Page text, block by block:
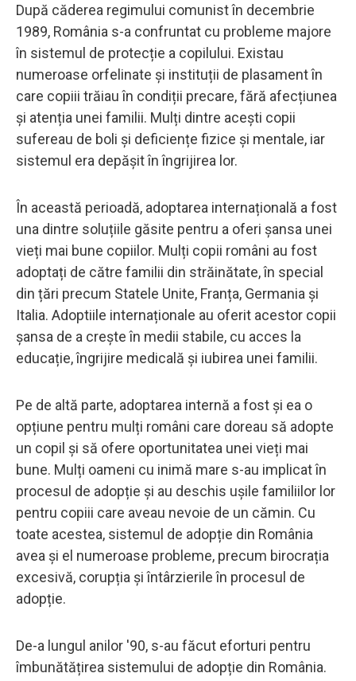
După căderea regimului comunist în decembrie
1989, România s-a confruntat cu probleme majore
în sistemul de protecție a copilului. Existau
numeroase orfelinate și instituții de plasament în
care copiii trăiau în condiții precare, fără afecțiunea
și atenția unei familii. Mulți dintre acești copii
sufereau de boli și deficiențe fizice și mentale, iar
sistemul era depășit în îngrijirea lor.
În această perioadă, adoptarea internațională a fost
una dintre soluțiile găsite pentru a oferi șansa unei
vieți mai bune copiilor. Mulți copii români au fost
adoptați de către familii din străinătate, în special
din țări precum Statele Unite, Franța, Germania și
Italia. Adoptiile internaționale au oferit acestor copii
șansa de a crește în medii stabile, cu acces la
educație, îngrijire medicală și iubirea unei familii.
Pe de altă parte, adoptarea internă a fost și ea o
opțiune pentru mulți români care doreau să adopte
un copil și să ofere oportunitatea unei vieți mai
bune. Mulți oameni cu inimă mare s-au implicat în
procesul de adopție și au deschis ușile familiilor lor
pentru copiii care aveau nevoie de un cămin. Cu
toate acestea, sistemul de adopție din România
avea și el numeroase probleme, precum birocrația
excesivă, corupția și întârzierile în procesul de
adopție.
De-a lungul anilor '90, s-au făcut eforturi pentru
îmbunătățirea sistemului de adopție din România.